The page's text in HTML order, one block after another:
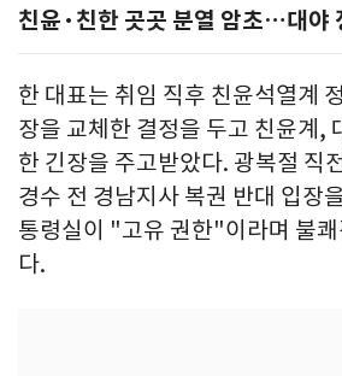
친윤·친한 곳곳 분열 암초…대야
한 대표는 취임 직후 친윤석열계
장을 교체한 결정을 두고 친윤계,
한 긴장을 주고받았다. 광복절 직
경수 전 경남지사 복권 반대 입장
통령실이 "고유 권한"이라며 불
다.